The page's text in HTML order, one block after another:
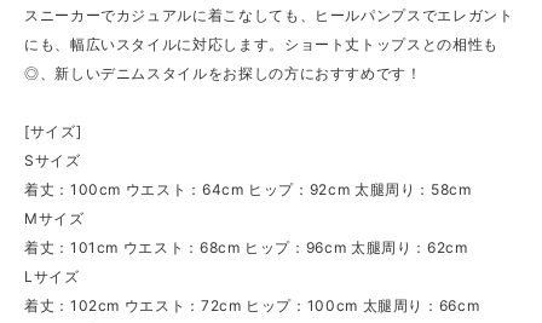
スニーカーでカジュアルに着こなしても、ヒールパンプスでエレガント
にも、幅広いスタイルに対応します。ショート丈トップスとの相性も
◎、新しいデニムスタイルをお探しの方におすすめです！
[サイズ]
Sサイズ
着丈：100cm ウエスト：64cm ヒップ：92cm 太腿周り：58cm
Mサイズ
着丈：101cm ウエスト：68cm ヒップ：96cm 太腿周り：62cm
Lサイズ
着丈：102cm ウエスト：72cm ヒップ：100cm 太腿周り：66cm